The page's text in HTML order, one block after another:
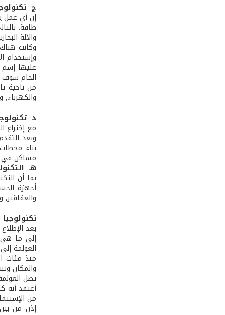
ج
إن أي عمل
طاقة.
والآلة
وكانت
وإستخدام
عليها إسم
الخام سوف
من ناحية
والكهرباء,
د
مع إختراع
وبعد
بناء
مساكن في
هـ
بما أن
أجهزة
بعد
إلى ما هي
العولمة
منذ مئات
والمكان
تصل
أعتقد أنه
من
إذن من